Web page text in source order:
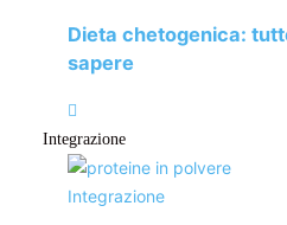
Dieta chetogenica:
sapere
Integrazione
Integrazione
un’abbronzatura intensa e
preso il sole, la pelle può
donano idratazione intensa e